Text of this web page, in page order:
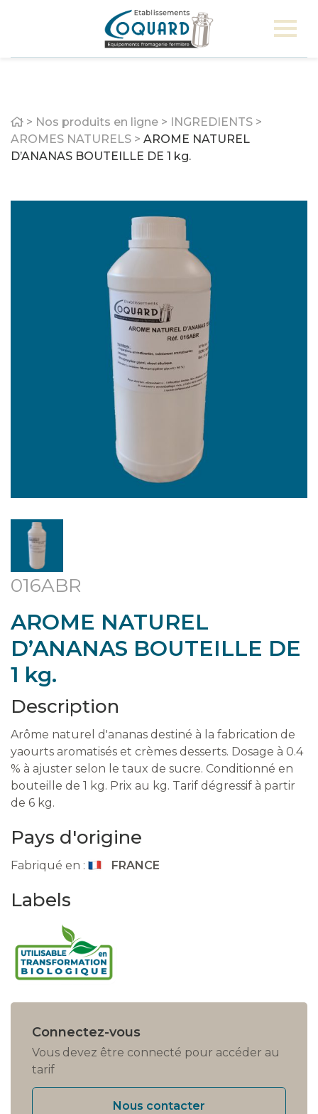
Home
> Nos produits en ligne > INGREDIENTS >
AROMES NATURELS > AROME NATUREL
D’ANANAS BOUTEILLE DE 1 kg.
016ABR
AROME NATUREL
D’ANANAS BOUTEILLE DE
1 kg.
Description
Arôme naturel d'ananas destiné à la fabrication de
yaourts aromatisés et crèmes desserts. Dosage à 0.4
% à ajuster selon le taux de sucre. Conditionné en
bouteille de 1 kg. Prix au kg. Tarif dégressif à partir
de 6 kg.
Pays d'origine
Fabriqué en : FRANCE
Labels
Connectez-vous
Vous devez être connecté pour accéder au
tarif
Nous contacter